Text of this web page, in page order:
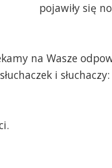
pojawiły się
na Wasze
i